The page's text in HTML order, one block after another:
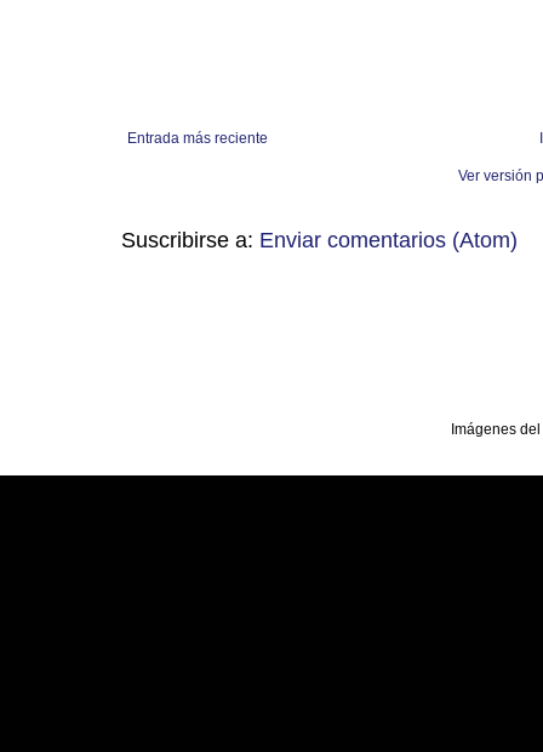
Entrada más reciente
Ver versión
Suscribirse a: Enviar comentarios (Atom)
Imágenes